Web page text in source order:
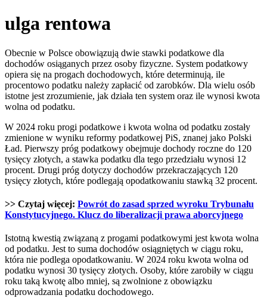
ulga rentowa
Obecnie w Polsce obowiązują dwie stawki podatkowe dla
dochodów osiąganych przez osoby fizyczne. System podatkowy
opiera się na progach dochodowych, które determinują, ile
procentowo podatku należy zapłacić od zarobków. Dla wielu osób
istotne jest zrozumienie, jak działa ten system oraz ile wynosi kwota
wolna od podatku.
W 2024 roku progi podatkowe i kwota wolna od podatku zostały
zmienione w wyniku reformy podatkowej PiS, znanej jako Polski
Ład. Pierwszy próg podatkowy obejmuje dochody roczne do 120
tysięcy złotych, a stawka podatku dla tego przedziału wynosi 12
procent. Drugi próg dotyczy dochodów przekraczających 120
tysięcy złotych, które podlegają opodatkowaniu stawką 32 procent.
>> Czytaj więcej: Powrót do zasad sprzed wyroku Trybunału
Konstytucyjnego. Klucz do liberalizacji prawa aborcyjnego
Istotną kwestią związaną z progami podatkowymi jest kwota wolna
od podatku. Jest to suma dochodów osiągniętych w ciągu roku,
która nie podlega opodatkowaniu. W 2024 roku kwota wolna od
podatku wynosi 30 tysięcy złotych. Osoby, które zarobiły w ciągu
roku taką kwotę albo mniej, są zwolnione z obowiązku
odprowadzania podatku dochodowego.